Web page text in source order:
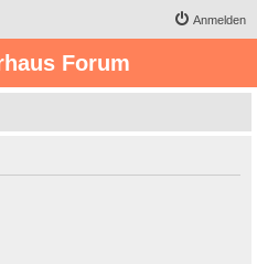
Anmelden
Forum